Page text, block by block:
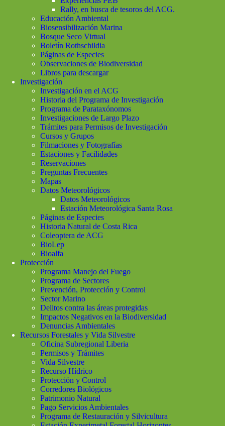
Rally, en busca de tesoros del ACG.
Educación Ambiental
Biosensibilización Marina
Bosque Seco Virtual
Boletín Rothschildia
Páginas de Especies
Observaciones de Biodiversidad
Libros para descargar
Investigación
Investigación en el ACG
Historia del Programa de Investigación
Programa de Parataxónomos
Investigaciones de Largo Plazo
Trámites para Permisos de Investigación
Cursos y Grupos
Filmaciones y Fotografías
Estaciones y Facilidades
Reservaciones
Preguntas Frecuentes
Mapas
Datos Meteorológicos
Datos Meteorológicos
Estación Meteorológica Santa Rosa
Páginas de Especies
Historia Natural de Costa Rica
Coleoptera de ACG
BioLep
Bioalfa
Protección
Programa Manejo del Fuego
Programa de Sectores
Prevención, Protección y Control
Sector Marino
Delitos contra las áreas protegidas
Impactos Negativos en la Biodiversidad
Denuncias Ambientales
Recursos Forestales y Vida Silvestre
Oficina Subregional Liberia
Permisos y Trámites
Vida Silvestre
Recurso Hídrico
Protección y Control
Corredores Biológicos
Patrimonio Natural
Pago Servicios Ambientales
Programa de Restauración y Silvicultura